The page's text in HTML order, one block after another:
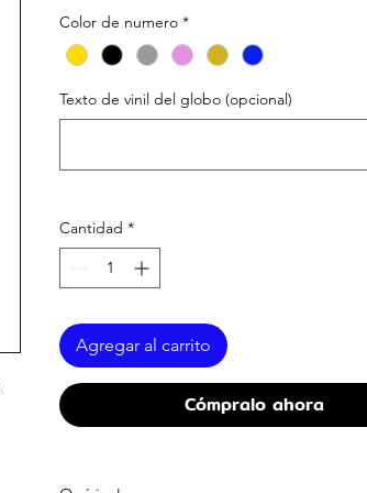
Color de numero *
Texto de vinil del globo (opcional)
Cantidad *
Agregar al carrito
Cómpralo ahora